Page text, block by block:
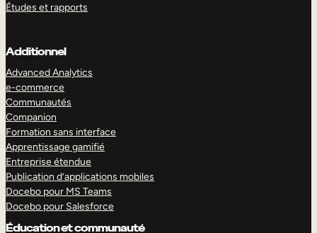
Études et rapports
Additionnel
Advanced Analytics
e-commerce
Communautés
Companion
Formation sans interface
Apprentissage gamifié
Entreprise étendue
Publication d’applications mobiles
Docebo pour MS Teams
Docebo pour Salesforce
Éducation et communauté